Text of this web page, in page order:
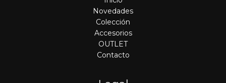
Novedades
Colección
Accesorios
OUTLET
Contacto